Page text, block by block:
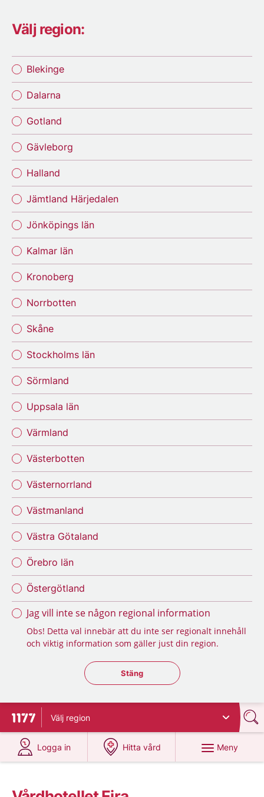
Välj region:
Blekinge
Dalarna
Gotland
Gävleborg
Halland
Jämtland Härjedalen
Jönköpings län
Kalmar län
Kronoberg
Norrbotten
Skåne
Stockholms län
Sörmland
Uppsala län
Värmland
Västerbotten
Västernorrland
Västmanland
Västra Götaland
Örebro län
Östergötland
Jag vill inte se någon regional information
Obs! Detta val innebär att du inte ser regionalt innehåll
och viktig information som gäller just din region.
Stäng regionsväljaren
Stäng
Till startsidan för 1177
Välj region
Logga in
på 1177.se
Hitta vård
på 1177.se
Meny